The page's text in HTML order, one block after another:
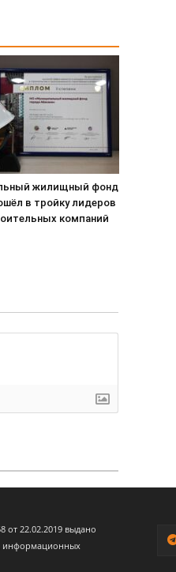
жилищный фонд
в тройку лидеров
компаний
от 22.02.2019 выдано
информационных